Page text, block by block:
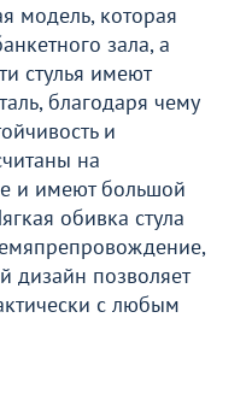
модель, которая
зала, а
стулья имеют
благодаря чему
и
на
и имеют большой
обивка стула
дизайн позволяет
с любым